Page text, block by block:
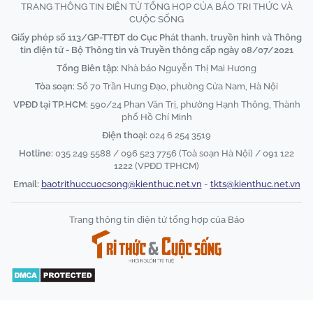
TRANG THÔNG TIN ĐIỆN TỬ TỔNG HỢP CỦA BÁO TRI THỨC VÀ
CUỘC SỐNG
Giấy phép số 113/GP-TTĐT do Cục Phát thanh, truyền hình và Thông
tin điện tử - Bộ Thông tin và Truyền thông cấp ngày 08/07/2021
Tổng Biên tập: Nhà báo Nguyễn Thị Mai Hương
Tòa soạn: Số 70 Trần Hưng Đạo, phường Cửa Nam, Hà Nội
VPĐD tại TP.HCM: 590/24 Phan Văn Trị, phường Hạnh Thông, Thành
phố Hồ Chí Minh
Điện thoại: 024 6 254 3519
Hotline: 035 249 5588 / 096 523 7756 (Toà soạn Hà Nội) / 091 122
1222 (VPĐD TPHCM)
Email: baotrithuccuocsong@kienthuc.net.vn - tkts@kienthuc.net.vn
Trang thông tin điện tử tổng hợp của Báo